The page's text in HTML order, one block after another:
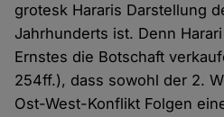
grotesk Hararis Darstellung
Jahrhunderts ist. Denn
Ernstes die Botschaft
254ff.), dass sowohl der 2.
Ost-West-Konflikt Folgen